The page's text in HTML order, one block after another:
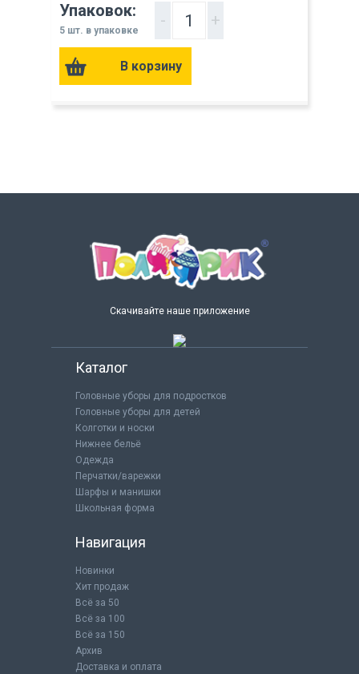
Упаковок:
5 шт. в упаковке
- +
Скачивайте наше приложение
Каталог
Головные уборы для подростков
Головные уборы для детей
Колготки и носки
Нижнее бельё
Одежда
Перчатки/варежки
Шарфы и манишки
Школьная форма
Навигация
Новинки
Хит продаж
Всё за 50
Всё за 100
Всё за 150
Архив
Доставка и оплата